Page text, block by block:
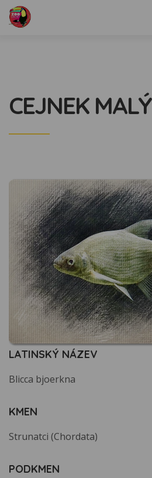
CEJNEK MALÝ
LATINSKÝ NÁZEV
Blicca bjoerkna
KMEN
Strunatci (Chordata)
PODKMEN